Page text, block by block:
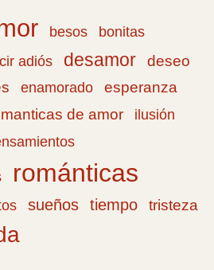
besos
bonitas
adiós desamor deseo
enamorado esperanza
de amor
ilusión
románticas
sueños tiempo
tristeza